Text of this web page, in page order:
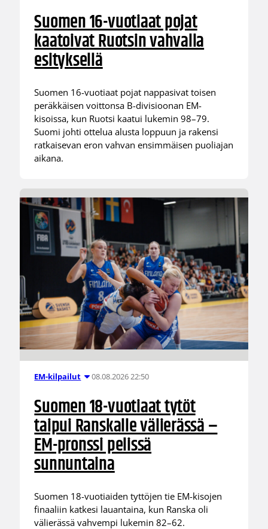
Suomen 16-vuotiaat pojat
kaatoivat Ruotsin vahvalla
esityksellä
Suomen 16-vuotiaat pojat nappasivat toisen
peräkkäisen voittonsa B-divisioonan EM-
kisoissa, kun Ruotsi kaatui lukemin 98–79.
Suomi johti ottelua alusta loppuun ja rakensi
ratkaisevan eron vahvan ensimmäisen puoliajan
aikana.
EM-kilpailut 08.08.2026 22:50
Suomen 18-vuotiaat tytöt
taipui Ranskalle välierässä –
EM-pronssi pelissä
sunnuntaina
Suomen 18-vuotiaiden tyttöjen tie EM-kisojen
finaaliin katkesi lauantaina, kun Ranska oli
välierässä vahvempi lukemin 82–62.